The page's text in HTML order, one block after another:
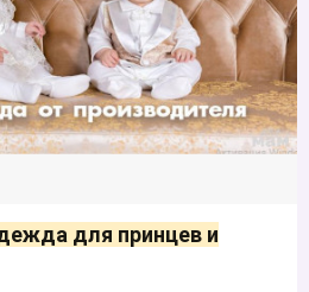
для принцев и